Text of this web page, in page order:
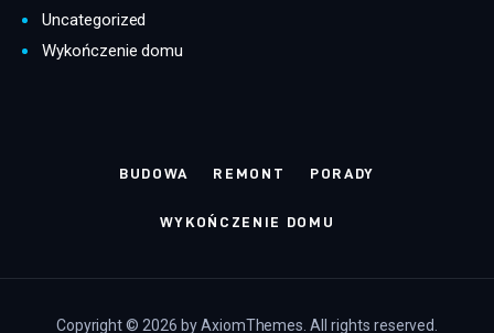
Uncategorized
Wykończenie domu
BUDOWA REMONT PORADY
WYKOŃCZENIE DOMU
Copyright © 2026 by AxiomThemes. All rights reserved.